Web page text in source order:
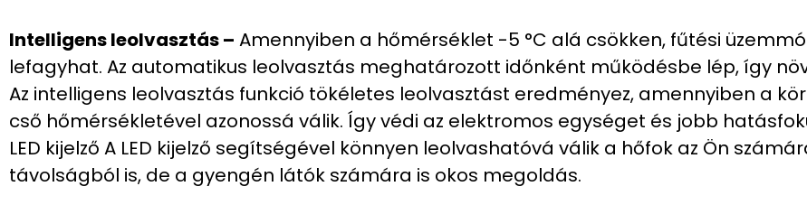
Intelligens leolvasztás – Amennyiben a hőmérséklet -5 °C alá csökken, fűtési
lefagyhat. Az automatikus leolvasztás meghatározott időnként működésbe lép, így
Az intelligens leolvasztás funkció tökéletes leolvasztást eredményez, amennyiben a
cső hőmérsékletével azonossá válik. Így védi az elektromos egységet és jobb
LED kijelző A LED kijelző segítségével könnyen leolvashatóvá válik a hőfok az Ön
távolságból is, de a gyengén látók számára is okos megoldás.